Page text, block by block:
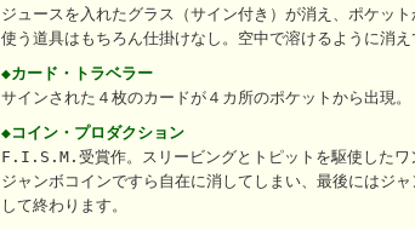
ジュースを入れたグラス（サイン付き）が消え、ポケット
使う道具はもちろん仕掛けなし。空中で溶けるように消え
◆カード・トラベラー
サインされた４枚のカードが４カ所のポケットから出現。
◆コイン・プロダクション
F.I.S.M.受賞作。スリービングとトピットを駆使したワ
ジャンボコインですら自在に消してしまい、最後にはジ
して終わります。